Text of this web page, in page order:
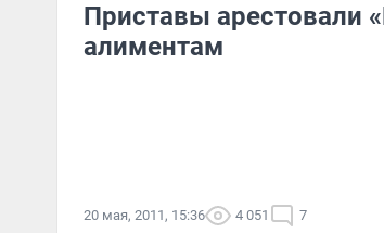
Приставы арестовали
алиментам
20 мая, 2011, 15:36 4 051 7